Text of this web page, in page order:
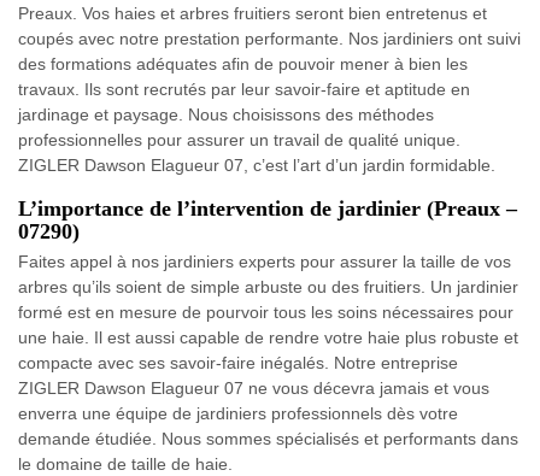
Preaux. Vos haies et arbres fruitiers seront bien entretenus et
coupés avec notre prestation performante. Nos jardiniers ont suivi
des formations adéquates afin de pouvoir mener à bien les
travaux. Ils sont recrutés par leur savoir-faire et aptitude en
jardinage et paysage. Nous choisissons des méthodes
professionnelles pour assurer un travail de qualité unique.
ZIGLER Dawson Elagueur 07, c’est l’art d’un jardin formidable.
L’importance de l’intervention de jardinier (Preaux –
07290)
Faites appel à nos jardiniers experts pour assurer la taille de vos
arbres qu’ils soient de simple arbuste ou des fruitiers. Un jardinier
formé est en mesure de pourvoir tous les soins nécessaires pour
une haie. Il est aussi capable de rendre votre haie plus robuste et
compacte avec ses savoir-faire inégalés. Notre entreprise
ZIGLER Dawson Elagueur 07 ne vous décevra jamais et vous
enverra une équipe de jardiniers professionnels dès votre
demande étudiée. Nous sommes spécialisés et performants dans
le domaine de taille de haie.